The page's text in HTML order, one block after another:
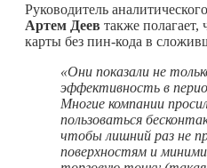
Руководитель
Артем Деев также полагает,
карты без пин-кода в
«Они показали не
эффективность в
Многие компании
пользоваться
чтобы лишний раз не
поверхностям и